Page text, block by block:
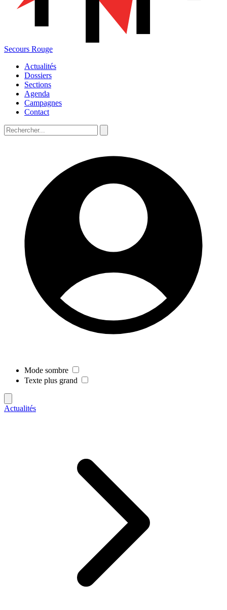
Secours Rouge
Actualités
Dossiers
Sections
Agenda
Campagnes
Contact
Mode sombre
Texte plus grand
Actualités